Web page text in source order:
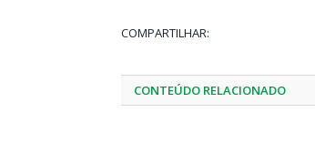
COMPARTILHAR:
CONTEÚDO RELACIONADO